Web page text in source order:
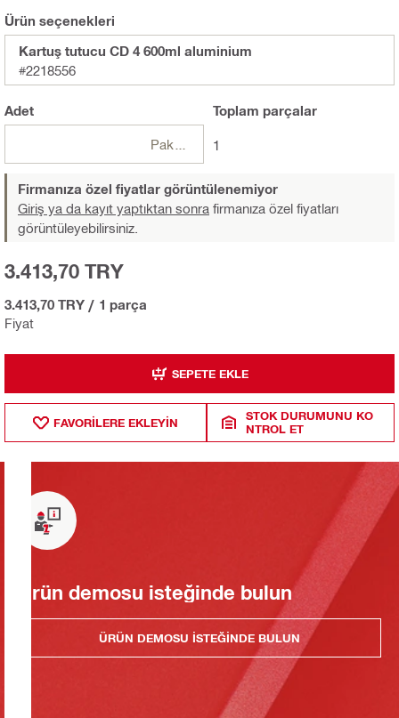
Ürün seçenekleri
Kartuş tutucu CD 4 600ml aluminium
#2218556
Adet Toplam parçalar
1
Firmanıza özel fiyatlar görüntülenemiyor
Giriş ya da kayıt yaptıktan sonra firmanıza özel fiyatları
görüntüleyebilirsiniz.
Fiyat
3.413,70 TRY
3.413,70 TRY / 1 parça
SEPETE EKLE
FAVORILERE EKLEYIN
STOK DURUMUNU KO
NTROL ET
Ürün demosu isteğinde bulun
ÜRÜN DEMOSU ISTEĞINDE BULUN